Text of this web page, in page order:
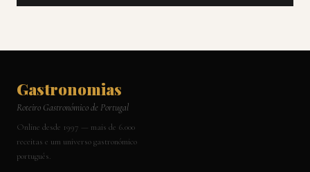
Gastronomias
Roteiro Gastronómico de Portugal
Online desde 1997 — mais de 6.000
receitas e um universo gastronómico
português.